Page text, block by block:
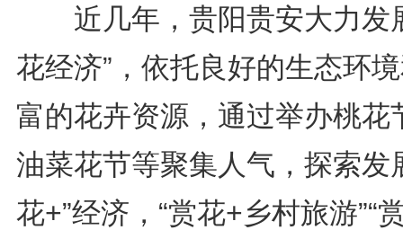
近几年，贵阳贵安大力发
花经济”，依托良好的生态环
富的花卉资源，通过举办桃花
油菜花节等聚集人气，探索发
花+”经济，“赏花+乡村旅游”“